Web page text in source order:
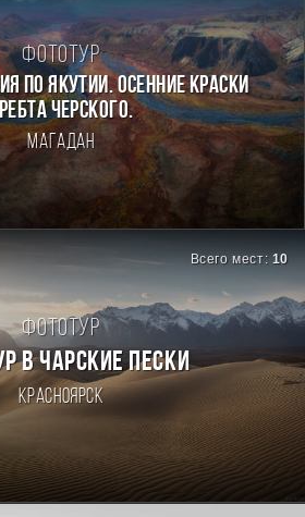
Фототур
ПО ЯКУТИИ. ОСЕННИЕ КРАСКИ
ЧЕРСКОГО.
Магадан
Всего мест: 10
Фототур
В ЧАРСКИЕ ПЕСКИ
Красноярск